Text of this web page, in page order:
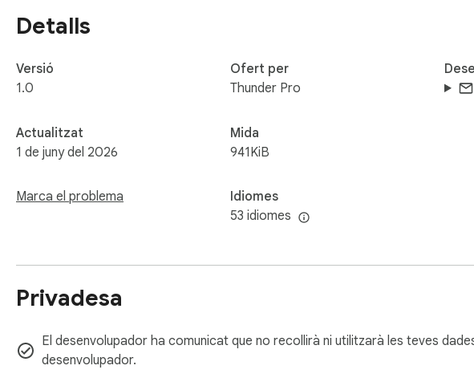
Detalls
Versió
1.0
Actualitzat
1 de juny del 2026
Marca el problema
Ofert per
Thunder Pro
Mida
941KiB
Idiomes
53 idiomes
Privadesa
El desenvolupador ha comunicat que no recollirà ni utilitzarà les teves
desenvolupador.